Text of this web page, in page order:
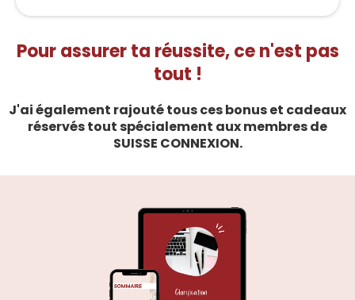
Pour assurer ta réussite, ce n'est pas
tout !
J'ai également rajouté tous ces bonus et cadeaux
réservés tout spécialement aux membres de
SUISSE CONNEXION.